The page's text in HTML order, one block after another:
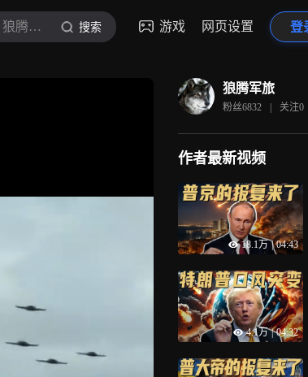
狼腾军旅 搜索 游戏 网页设置 登
狼腾军旅
粉丝6832 | 关注0
作者最新视频
18.1万 | 04:43
4.1万 | 04:32